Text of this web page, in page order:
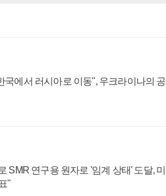
국에서 러시아로 이동", 우크라이나의 공
SMR 연구용 원자로 '임계 상태' 도달, 미
"